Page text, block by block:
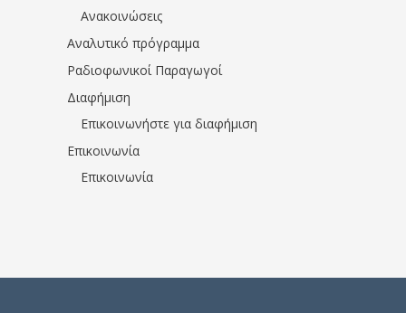
Ανακοινώσεις
Αναλυτικό πρόγραμμα
Ραδιοφωνικοί Παραγωγοί
Διαφήμιση
Επικοινωνήστε για διαφήμιση
Επικοινωνία
Επικοινωνία